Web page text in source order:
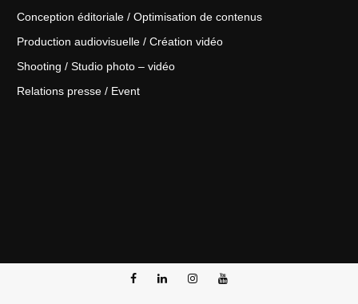
Conception éditoriale / Optimisation de contenus
Production audiovisuelle / Création vidéo
Shooting / Studio photo – vidéo
Relations presse / Event